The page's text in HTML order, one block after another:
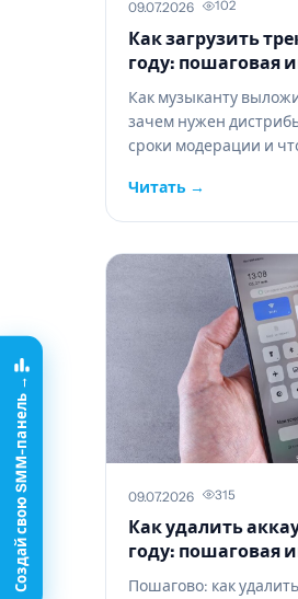
09.07.2026 102
Как загрузить
году: пошаговая
Как музыканту
зачем нужен
сроки модерации и
Читать →
09.07.2026 315
Как удалить
году: пошаговая
Пошагово: как
Создай свою SMM-панель →